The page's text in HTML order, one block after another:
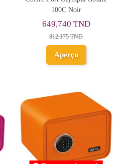
100C Noir
649,740 TND
812,175 TND
Aperçu